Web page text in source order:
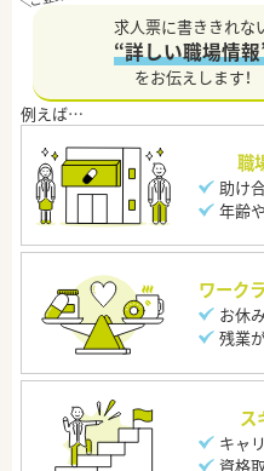
求人票に書ききれな
“詳しい職場情
をお伝えします！
職
助け
年齢
ワーク
お休
残業
ス
キャ
資格